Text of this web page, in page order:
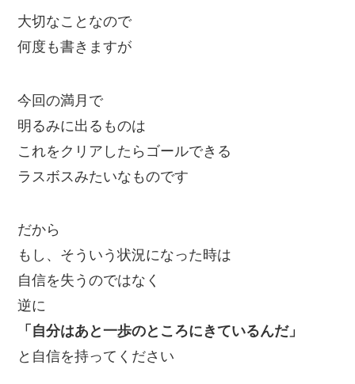
大切なことなので
何度も書きますが
今回の満月で
明るみに出るものは
これをクリアしたらゴールできる
ラスボスみたいなものです
だから
もし、そういう状況になった時は
自信を失うのではなく
逆に
「自分はあと一歩のところにきているんだ」
と自信を持ってください